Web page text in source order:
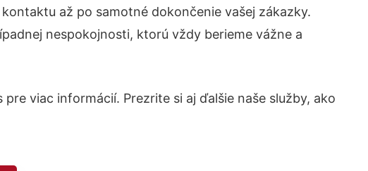
až po samotné dokončenie vašej zákazky.
nespokojnosti, ktorú vždy berieme vážne a
viac informácií. Prezrite si aj ďalšie naše služby, ako